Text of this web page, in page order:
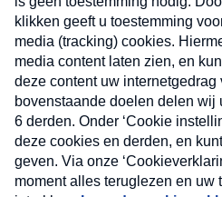
Nieuwsbrief
Neem hier een gratis